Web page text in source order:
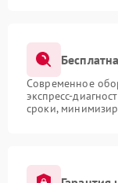
Современное
экспресс-
сроки,